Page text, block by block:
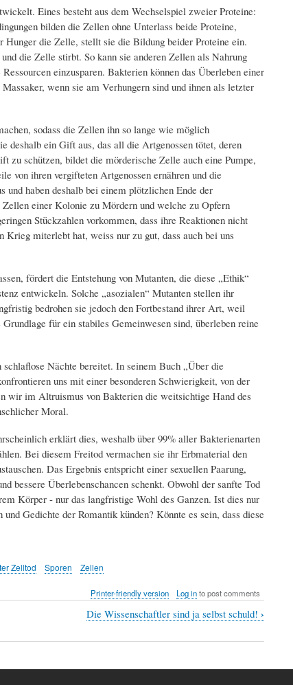
Eines besteht aus dem Wechselspiel zweier Proteine:
bilden die Zellen ohne Unterlass beide Proteine,
die Zelle, stellt sie die Bildung beider Proteine ein.
die Zelle stirbt. So kann sie anderen Zellen als Nahrung
einzusparen. Bakterien können das Überleben einer
wenn sie am Verhungern sind und ihnen als letzter
sodass die Zellen ihn so lange wie möglich
deshalb ein Gift aus, das all die Artgenossen tötet, deren
zu schützen, bildet die mörderische Zelle auch eine Pumpe,
von ihren vergifteten Artgenossen ernähren und die
und haben deshalb bei einem plötzlichen Ende der
einer Kolonie zu Mördern und welche zu Opfern
Stückzahlen vorkommen, dass ihre Reaktionen nicht
Krieg miterlebt hat, weiss nur zu gut, dass auch bei uns
fördert die Entstehung von Mutanten, die diese „Ethik“
entwickeln. Solche „asozialen“ Mutanten stellen ihr
bedrohen sie jedoch den Fortbestand ihrer Art, weil
für ein stabiles Gemeinwesen sind, überleben reine
Nächte bereitet. In seinem Buch „Über die
uns mit einer besonderen Schwierigkeit, von der
wir im Altruismus von Bakterien die weitsichtige Hand des
Moral.
erklärt dies, weshalb über 99% aller Bakterienarten
Bei diesem Freitod vermachen sie ihr Erbmaterial den
Das Ergebnis entspricht einer sexuellen Paarung,
bessere Überlebenschancen schenkt. Obwohl der sanfte Tod
Körper - nur das langfristige Wohl des Ganzen. Ist dies nur
Gedichte der Romantik künden? Könnte es sein, dass diese
Zelltod Sporen Zellen
Printer-friendly version Log into post comments
Die Wissenschaftler sind ja selbst schuld! ›